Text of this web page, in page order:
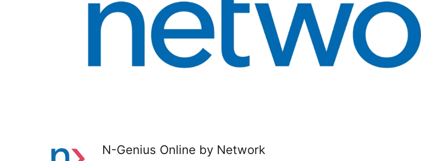
N-Genius Online by Network